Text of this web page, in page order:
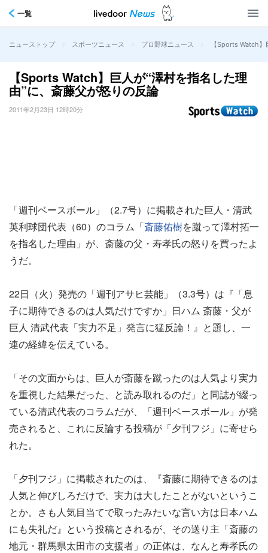
一覧
ニューストップ > スポーツニュース > プロ野球ニュース > 【Sports Watch
【Sports Watch】巨人が“澤村を指名した理
由”に、斎藤父が怒りの反論
2011年2月23日 12時20分
「週刊ベースボール」（2.7号）に掲載された巨人・清武
英利球団代表（60）のコラム「斎藤佑樹を蹴って澤村拓一
を指名した理由」が、斎藤の父・寿孝氏の怒りを買ったよ
うだ。
22日（火）発売の「週刊アサヒ芸能」（3.3号）は『「息
子に期待できるのは人気だけですか」日ハム 斎藤・父が
巨人 清武代表「実力不足」発言に猛反論！』と題し、一
連の経緯を伝えている。
「その文面からは、巨人が斎藤を蹴ったのは人気より実力
を重視した結果だった、と読み取れるのだ」と同誌が綴っ
ている清武代表のコラムだが、「週刊ベースボール」が発
売されると、これに反論する投稿が「夕刊フジ」に寄せら
れた。
「夕刊フジ」に掲載されたのは、『斎藤に期待できるのは
人気と伸びしろだけで、実力は大したことがないというこ
とか。さも人気目当てで取ったみたいな言い方は日本ハム
にも失礼だ』という投稿とされるが、その送り主「斎藤の
地元・群馬県太田市の支援者」の正体は、なんと寿孝氏の